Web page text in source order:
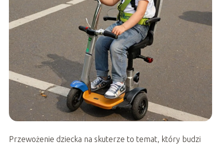
Przewożenie dziecka na skuterze to temat, który budzi